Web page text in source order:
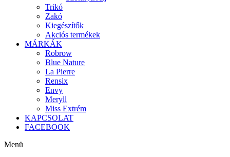
Trikó
Zakó
Kiegészítők
Akciós termékek
MÁRKÁK
Robrow
Blue Nature
La Pierre
Rensix
Envy
Meryll
Miss Extrém
KAPCSOLAT
FACEBOOK
Menü